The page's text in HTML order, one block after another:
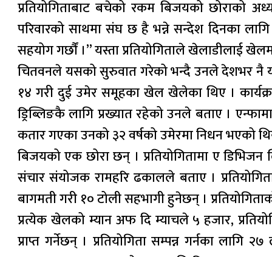
प्रतियोगिताबाट बचेको रकम बिजयको छोराको
परिवारको साथमा संघ छ है भन्ने सन्देश दिनका
सहयोग गर्छौं ।” यस्ता प्रतियोगिताले खेलाडीलाई
चितवनले यसको सुरुवात गरेको भन्दै उनले देशभर नै
१४ गरी दुई उमेर समूहका खेल खेलेका थिए ।
ड्रिब्लिङकै लागि प्रख्यात रहेको उनले बताए ।
कतार गएका उनको ३२ वर्षको उमेरमा निधन भएको
बिजयको एक छोरा छन् । प्रतियोगितामा ए डिभिजन
संचार संयोजक रामहरि ढकालले बताए ।
बागमती गरी १० टोली सहभागी हुनेछन् ।
प्रत्येक खेलको म्यान अफ दि म्याचले ५ हजार,
प्राप्त गर्नेछन् । प्रतियोगिता सम्पन्न गर्नका